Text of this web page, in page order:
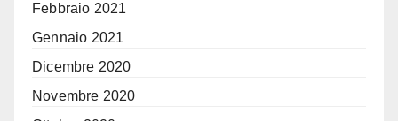
Febbraio 2021
Gennaio 2021
Dicembre 2020
Novembre 2020